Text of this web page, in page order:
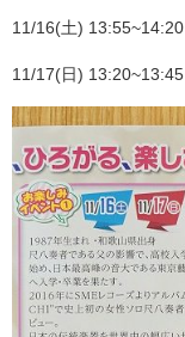
11/16(土) 13:55~14:20
11/17(日) 13:20~13:45